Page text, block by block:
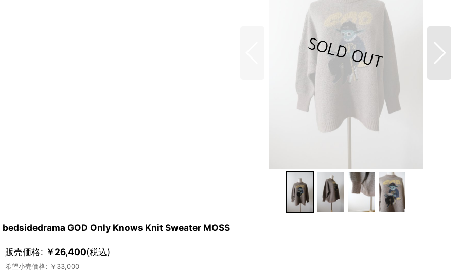
bedsidedrama GOD Only Knows Knit Sweater MOSS
販売価格: ￥26,400(税込)
希望小売価格: ￥ 33,000